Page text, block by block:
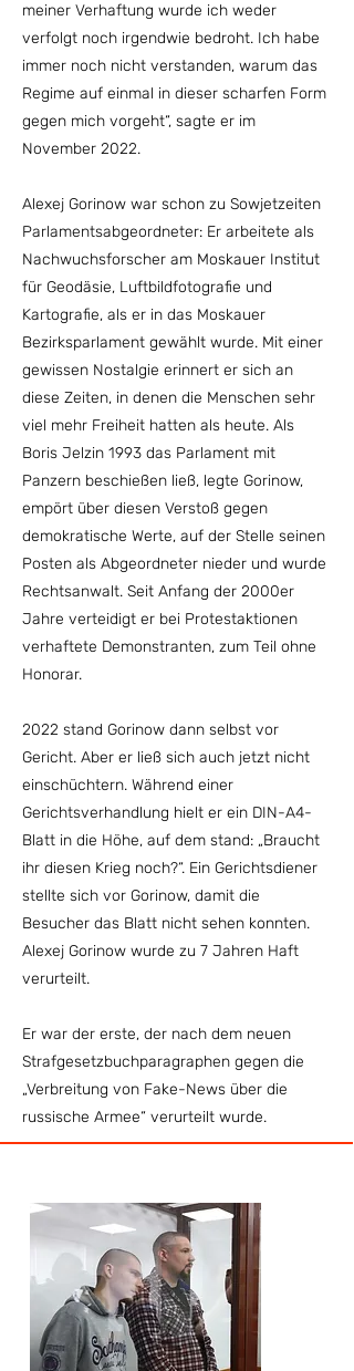
meiner Verhaftung wurde ich weder
verfolgt noch irgendwie bedroht. Ich habe
immer noch nicht verstanden, warum das
Regime auf einmal in dieser scharfen Form
gegen mich vorgeht“, sagte er im
November 2022.
Alexej Gorinow war schon zu Sowjetzeiten
Parlamentsabgeordneter: Er arbeitete als
Nachwuchsforscher am Moskauer Institut
für Geodäsie, Luftbildfotografie und
Kartografie, als er in das Moskauer
Bezirksparlament gewählt wurde. Mit einer
gewissen Nostalgie erinnert er sich an
diese Zeiten, in denen die Menschen sehr
viel mehr Freiheit hatten als heute. Als
Boris Jelzin 1993 das Parlament mit
Panzern beschießen ließ, legte Gorinow,
empört über diesen Verstoß gegen
demokratische Werte, auf der Stelle seinen
Posten als Abgeordneter nieder und wurde
Rechtsanwalt. Seit Anfang der 2000er
Jahre verteidigt er bei Protestaktionen
verhaftete Demonstranten, zum Teil ohne
Honorar.
2022 stand Gorinow dann selbst vor
Gericht. Aber er ließ sich auch jetzt nicht
einschüchtern. Während einer
Gerichtsverhandlung hielt er ein DIN-A4-
Blatt in die Höhe, auf dem stand: „Braucht
ihr diesen Krieg noch?“. Ein Gerichtsdiener
stellte sich vor Gorinow, damit die
Besucher das Blatt nicht sehen konnten.
Alexej Gorinow wurde zu 7 Jahren Haft
verurteilt.
Er war der erste, der nach dem neuen
Strafgesetzbuchparagraphen gegen die
„Verbreitung von Fake-News über die
russische Armee“ verurteilt wurde.